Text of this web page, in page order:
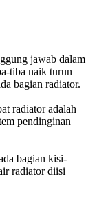
jawab dalam
tiba naik turun
bagian radiator.
radiator adalah
pendinginan
bagian kisi-
radiator diisi